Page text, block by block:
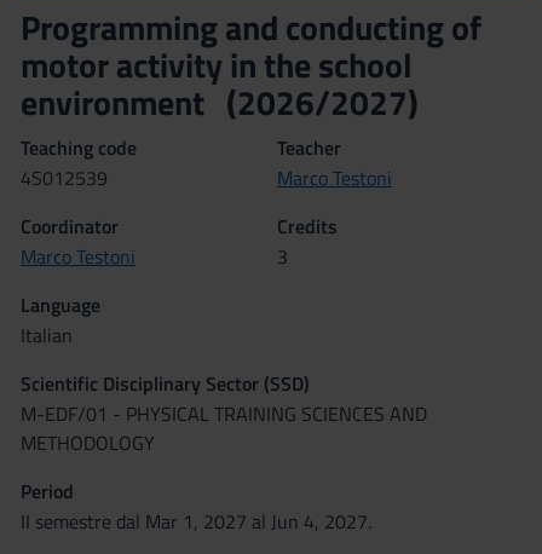
Programming and conducting of
motor activity in the school
environment (2026/2027)
Teaching code
4S012539
Teacher
Marco Testoni
Coordinator
Marco Testoni
Credits
3
Language
Italian
Scientific Disciplinary Sector (SSD)
M-EDF/01 - PHYSICAL TRAINING SCIENCES AND
METHODOLOGY
Period
II semestre dal Mar 1, 2027 al Jun 4, 2027.